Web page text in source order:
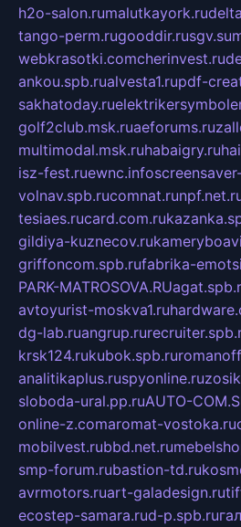
h2o-salon.rumalutkayork.ru
tango-perm.rugooddir.rusgv.su
webkrasotki.comcherinvest.ru
ankou.spb.rualvesta1.rupdf-
sakhatoday.ru
golf2club.msk.ruaeforums.ru
multimodal.msk.ruhabaigry.ru
isz-fest.ruewnc.info
volnav.spb.rucomnat.ru
tesiaes.rucard.com.ru
gildiya-kuznecov.ru
griffoncom.spb.rufabrika-
PARK-MATROSOVA.RU
avtoyurist-moskva1.ru
dg-lab.ruangrup.ru
krsk124.rukubok.spb.ru
analitikaplus.ruspyonline.ru
sloboda-ural.pp.ruAUTO-
online-z.comaromat-vostoka.ru
mobilvest.rubbd.net.ru
smp-forum.rubastion-td.ru
avrmotors.ruart-galadesign.ru
ecostep-samara.rud-p.spb.ru